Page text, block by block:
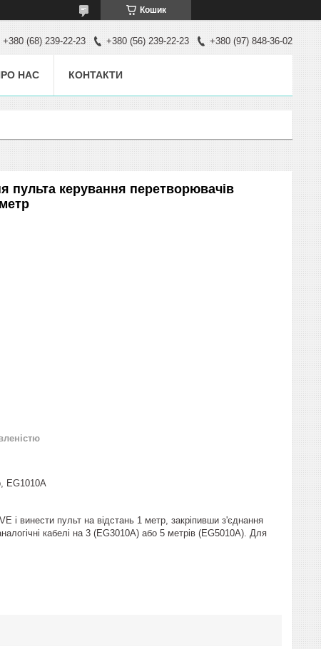
Кошик
+380 (68) 239-22-23 +380 (56) 239-22-23 +380 (97) 848-36-02
НАС КОНТАКТИ
пульта керування перетворювачів
EG1010A
і винести пульт на відстань 1 метр, закріпивши з'єднання
кабелі на 3 (EG3010A) або 5 метрів (EG5010A). Для